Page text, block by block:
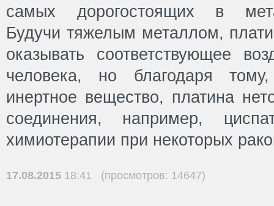
самых дорогостоящих в
Будучи тяжелым металлом,
оказывать соответствующее
человека, но благодаря
инертное вещество, платина
соединения, например,
химиотерапии при некоторых
17.08.2015 18:41 (просмотров: 14647)